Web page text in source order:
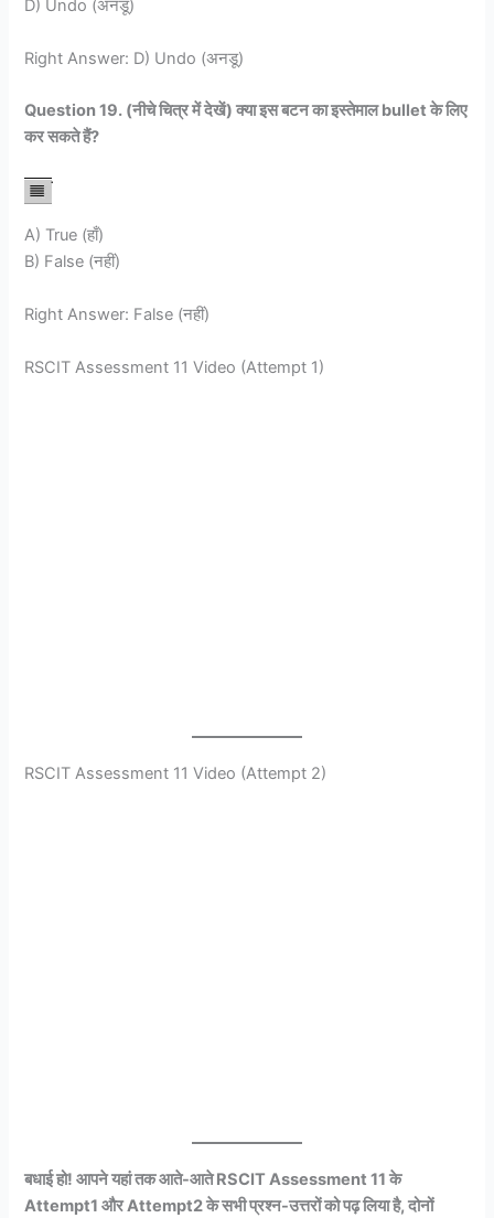
D) Undo (अनडू)
Right Answer: D) Undo (अनडू)
Question 19. (नीचे चित्र में देखें) क्या इस बटन का इस्तेमाल bullet के लिए
कर सकते हैं?
A) True (हाँ)
B) False (नहीं)
Right Answer: False (नहीं)
RSCIT Assessment 11 Video (Attempt 1)
RSCIT Assessment 11 Video (Attempt 2)
बधाई हो! आपने यहां तक आते-आते RSCIT Assessment 11 के
Attempt1 और Attempt2 के सभी प्रश्न-उत्तरों को पढ़ लिया है, दोनों